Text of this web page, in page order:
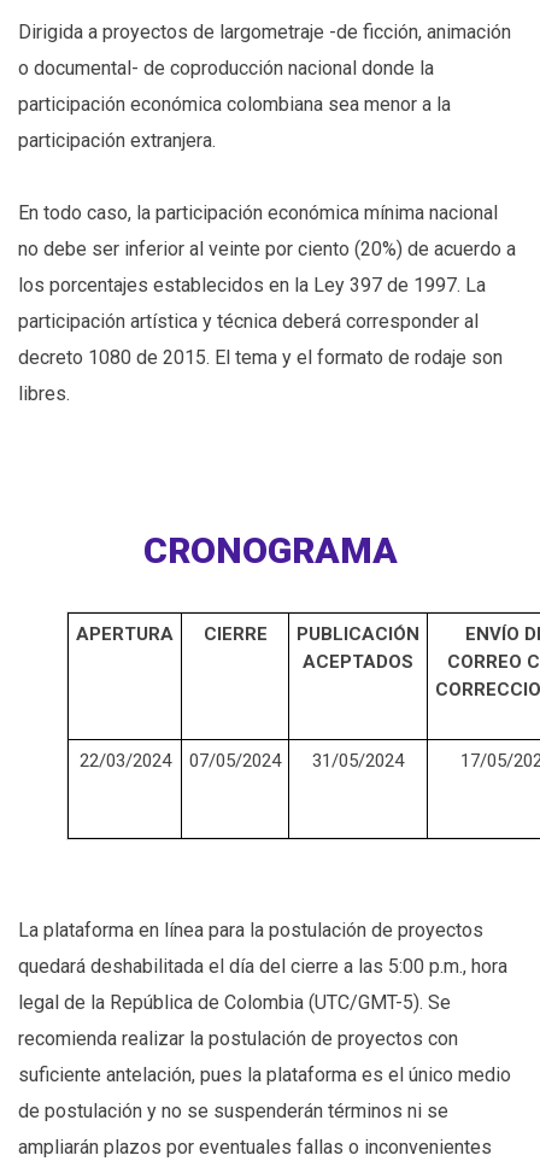
Dirigida a proyectos de largometraje -de ficción, animación
o documental- de coproducción nacional donde la
participación económica colombiana sea menor a la
participación extranjera.
En todo caso, la participación económica mínima nacional
no debe ser inferior al veinte por ciento (20%) de acuerdo a
los porcentajes establecidos en la Ley 397 de 1997. La
participación artística y técnica deberá corresponder al
decreto 1080 de 2015. El tema y el formato de rodaje son
libres.
CRONOGRAMA
APERTURA CIERRE
PUBLICACIÓN
ACEPTADOS
ENVÍO
CORREO
22/03/2024 07/05/2024 31/05/2024 17/05/
La plataforma en línea para la postulación de proyectos
quedará deshabilitada el día del cierre a las 5:00 p.m., hora
legal de la República de Colombia (UTC/GMT-5). Se
recomienda realizar la postulación de proyectos con
suficiente antelación, pues la plataforma es el único medio
de postulación y no se suspenderán términos ni se
ampliarán plazos por eventuales fallas o inconvenientes